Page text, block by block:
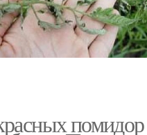
помидор